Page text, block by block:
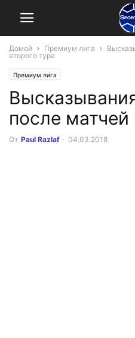
Домой Премиум лига
второго тура
Премиум лига
после матчей
От Paul Razlaf - 04.03.2018